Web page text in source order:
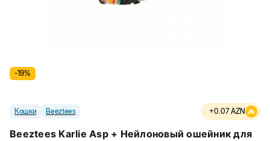
-19%
Кошки Beeztees +0.07 AZN
Beeztees Karlie Asp + Нейлоновый ошейник для